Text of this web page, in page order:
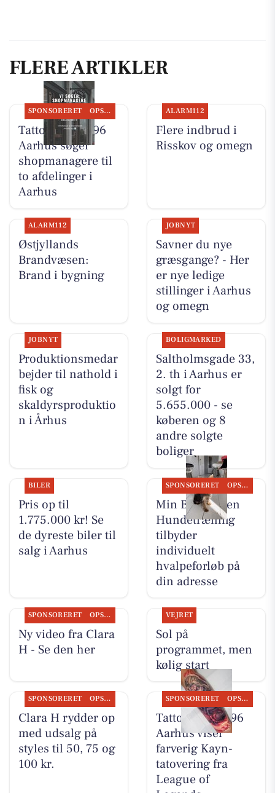
FLERE ARTIKLER
SPONSORERET OPSLAGSTAVLEN
Tattoo Studio 96
Aarhus søger
shopmanagere til
to afdelinger i
Aarhus
ALARM112
Flere indbrud i
Risskov og omegn
ALARM112
Østjyllands
Brandvæsen:
Brand i bygning
JOBNYT
Savner du nye
græsgange? - Her
er nye ledige
stillinger i Aarhus
og omegn
JOBNYT
Produktionsmedar
bejder til nathold i
fisk og
skaldyrsproduktio
n i Århus
BOLIGMARKED
Saltholmsgade 33,
2. th i Aarhus er
solgt for
5.655.000 - se
køberen og 8
andre solgte
boliger
BILER
Pris op til
1.775.000 kr! Se
de dyreste biler til
salg i Aarhus
SPONSORERET OPSLAGSTAVLEN
Min Bedste Ven
Hundetræning
tilbyder
individuelt
hvalpeforløb på
din adresse
SPONSORERET OPSLAGSTAVLEN
Ny video fra Clara
H - Se den her
VEJRET
Sol på
programmet, men
kølig start
SPONSORERET OPSLAGSTAVLEN
Clara H rydder op
med udsalg på
styles til 50, 75 og
100 kr.
SPONSORERET OPSLAGSTAVLEN
Tattoo Studio 96
Aarhus viser
farverig Kayn-
tatovering fra
League of